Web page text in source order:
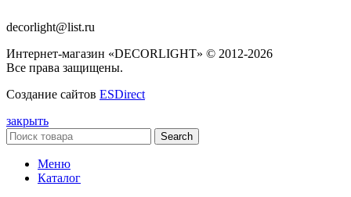
decorlight@list.ru
Интернет-магазин «DECORLIGHT» © 2012-2026
Все права защищены.
Создание сайтов ESDirect
закрыть
Search
Меню
Каталог